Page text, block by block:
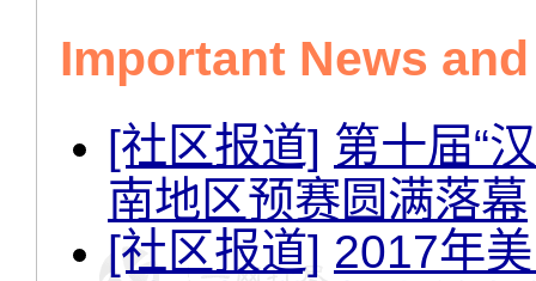
Important News
[社区报道] 第十届“
南地区预赛圆满落幕
[社区报道] 2017年